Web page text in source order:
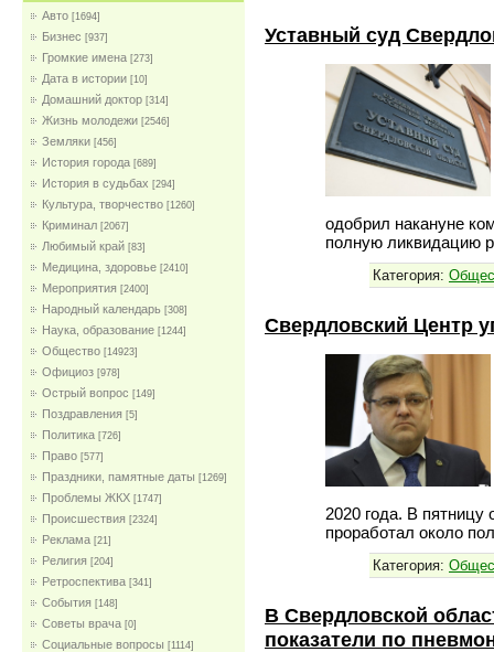
Авто [1694]
Бизнес [937]
Громкие имена [273]
Дата в истории [10]
Домашний доктор [314]
Жизнь молодежи [2546]
Земляки [456]
История города [689]
История в судьбах [294]
Культура, творчество [1260]
Криминал [2067]
Любимый край [83]
Медицина, здоровье [2410]
Мероприятия [2400]
Народный календарь [308]
Наука, образование [1244]
Общество [14923]
Официоз [978]
Острый вопрос [149]
Поздравления [5]
Политика [726]
Право [577]
Праздники, памятные даты [1269]
Проблемы ЖКХ [1747]
Проиcшествия [2324]
Реклама [21]
Религия [204]
Ретроспектива [341]
События [148]
Советы врача [0]
Социальные вопросы [1114]
Уставный суд
одобрил накануне
полную ликвидацию
Категория:
Свердловский Центр
2020 года. В пятницу
проработал около
Категория:
В Свердловской
показатели по